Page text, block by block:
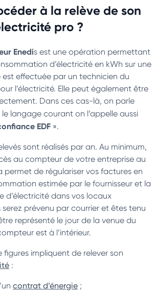
à la relève de son
pro ?
Enedis est une opération permettant
d’électricité en kWh sur une
est effectuée par un technicien du
l’électricité. Elle peut également être
Dans ces cas-là, on parle
le langage courant on l’appelle aussi
EDF ».
sont réalisés par an. Au minimum,
au compteur de votre entreprise au
permet de régulariser vos factures en
estimée par le fournisseur et la
d’électricité dans vos locaux
serez prévenu par courrier et êtes tenu
représenté le jour de la venue du
est à l’intérieur.
figures impliquent de relever son
:
contrat d’énergie ;